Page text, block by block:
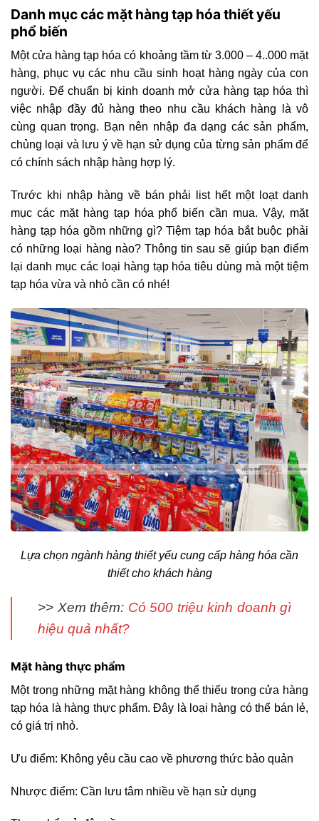
Danh mục các mặt hàng tạp hóa thiết yếu
phổ biến
Một cửa hàng tạp hóa có khoảng tầm từ 3.000 – 4..000 mặt
hàng, phục vụ các nhu cầu sinh hoạt hàng ngày của con
người. Để chuẩn bị kinh doanh mở cửa hàng tạp hóa thì
việc nhập đầy đủ hàng theo nhu cầu khách hàng là vô
cùng quan trọng. Bạn nên nhập đa dạng các sản phẩm,
chủng loại và lưu ý về hạn sử dụng của từng sản phẩm để
có chính sách nhập hàng hợp lý.
Trước khi nhập hàng về bán phải list hết một loạt danh
mục các mặt hàng tạp hóa phổ biến cần mua. Vậy, mặt
hàng tạp hóa gồm những gì? Tiệm tạp hóa bắt buộc phải
có những loại hàng nào? Thông tin sau sẽ giúp bạn điểm
lại danh mục các loại hàng tạp hóa tiêu dùng mà một tiệm
tạp hóa vừa và nhỏ cần có nhé!
Lựa chọn ngành hàng thiết yếu cung cấp hàng hóa cần
thiết cho khách hàng
>> Xem thêm: Có 500 triệu kinh doanh gì
hiệu quả nhất?
Mặt hàng thực phẩm
Một trong những mặt hàng không thể thiếu trong cửa hàng
tạp hóa là hàng thực phẩm. Đây là loại hàng có thể bán lẻ,
có giá trị nhỏ.
Ưu điểm: Không yêu cầu cao về phương thức bảo quản
Nhược điểm: Cần lưu tâm nhiều về hạn sử dụng